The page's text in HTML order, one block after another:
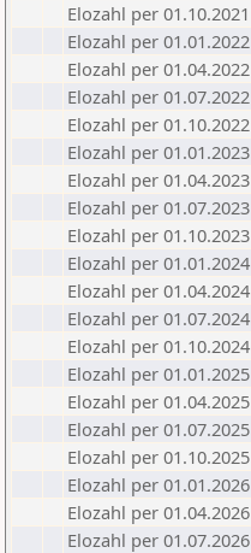
Elozahl per 01.10.2021
Elozahl per 01.01.2022
Elozahl per 01.04.2022
Elozahl per 01.07.2022
Elozahl per 01.10.2022
Elozahl per 01.01.2023
Elozahl per 01.04.2023
Elozahl per 01.07.2023
Elozahl per 01.10.2023
Elozahl per 01.01.2024
Elozahl per 01.04.2024
Elozahl per 01.07.2024
Elozahl per 01.10.2024
Elozahl per 01.01.2025
Elozahl per 01.04.2025
Elozahl per 01.07.2025
Elozahl per 01.10.2025
Elozahl per 01.01.2026
Elozahl per 01.04.2026
Elozahl per 01.07.2026